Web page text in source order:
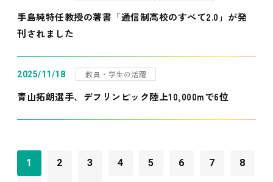
手島純特任教授の著書「通信制高校のすべて2.0」が発
刊されました
2025/11/18 教員・学生の活躍
青山拓朗選手、デフリンピック陸上10,000mで6位
1 2 3 4 5 6 7 8